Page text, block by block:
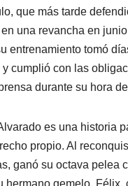
que más tarde
una revancha en
entrenamiento tomó
cumplió con las
durante su hora
es una historia
propio. Al
ganó su octava pelea